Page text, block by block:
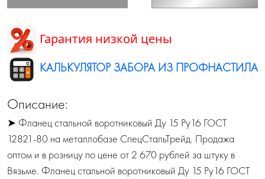
Гарантия низкой цены
КАЛЬКУЛЯТОР ЗАБОРА ИЗ ПРОФНАСТИЛА
Описание:
➤ Фланец стальной воротниковый Ду 15 Ру16 ГОСТ
12821-80 на металлобазе СпецСтальТрейд. Продажа
оптом и в розницу по цене от 2 670 рублей за штуку в
Вязьме. Фланец стальной воротниковый Ду 15 Ру16 ГОСТ